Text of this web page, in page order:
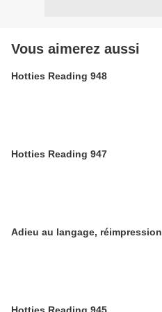
Vous aimerez aussi
Hotties Reading 948
Hotties Reading 947
Adieu au langage, réimpression